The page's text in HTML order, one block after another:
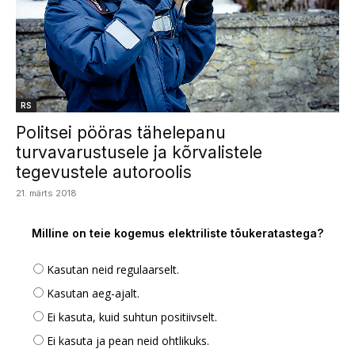
RS
Politsei pööras tähelepanu
turvavarustusele ja kõrvalistele
tegevustele autoroolis
21. märts 2018
Milline on teie kogemus elektriliste tõukeratastega?
Kasutan neid regulaarselt.
Kasutan aeg-ajalt.
Ei kasuta, kuid suhtun positiivselt.
Ei kasuta ja pean neid ohtlikuks.